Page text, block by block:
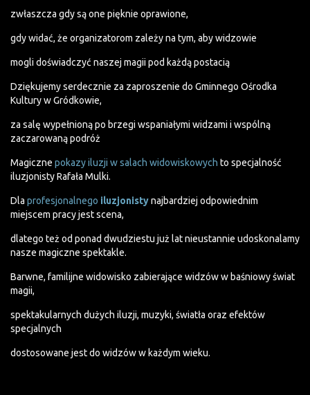
zwłaszcza gdy są one pięknie oprawione,
gdy widać, że organizatorom zależy na tym, aby widzowie
mogli doświadczyć naszej magii pod każdą postacią
Dziękujemy serdecznie za zaproszenie do Gminnego Ośrodka
Kultury w Gródkowie,
za salę wypełnioną po brzegi wspaniałymi widzami i wspólną
zaczarowaną podróż
Magiczne pokazy iluzji w salach widowiskowych to specjalność
iluzjonisty Rafała Mulki.
Dla profesjonalnego iluzjonistynajbardziej odpowiednim
miejscem pracy jest scena,
dlatego też od ponad dwudziestu już lat nieustannie udoskonalamy
nasze magiczne spektakle.
Barwne, familijne widowisko zabierające widzów w baśniowy świat
magii,
spektakularnych dużych iluzji, muzyki, światła oraz efektów
specjalnych
dostosowane jest do widzów w każdym wieku.